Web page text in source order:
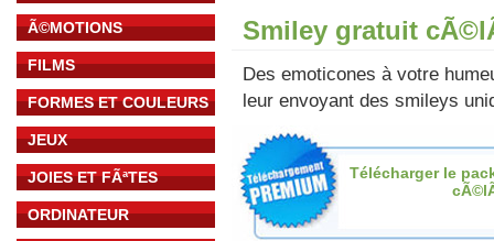
Ã©MOTIONS
FILMS
FORMES ET COULEURS
JEUX
JOIES ET FÃªTES
ORDINATEUR
Smiley gratuit
Des emoticones à votre
leur envoyant des smileys
Télécharger le